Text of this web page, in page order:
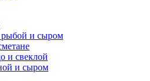
рыбой и сыром
и свеклой
и сыром